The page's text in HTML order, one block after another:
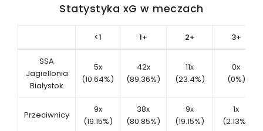
Statystyka xG w meczach
<1 1+ 2+ 3+
SSA
Jagiellonia
Białystok
5x
(10.64%)
42x
(89.36%)
11x
(23.4%)
0x
(0%)
Przeciwnicy
9x
(19.15%)
38x
(80.85%)
9x
(19.15%)
1x
(2.13%)